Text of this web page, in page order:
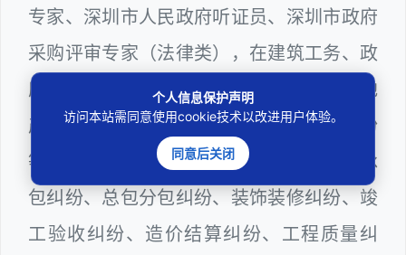
专家、深圳市人民政府听证员、深圳市政府
采购评审专家（法律类），在建筑工务、政
府采购等城建部门工作多年，颇为熟悉房地
产（商品房预售纠纷、二手房买卖纠纷
等）、建设工程（勘察设计纠纷、工程发承
包纠纷、总包分包纠纷、装饰装修纠纷、竣
工验收纠纷、造价结算纠纷、工程质量纠
个人信息保护声明
访问本站需同意使用cookie技术以改进用户体验。
同意后关闭